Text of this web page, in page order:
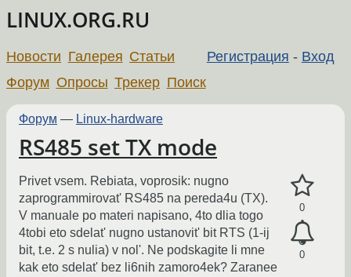
LINUX.ORG.RU
Регистрация - Вход
Новости Галерея Статьи
Форум Опросы Трекер Поиск
Форум — Linux-hardware
RS485 set TX mode
0
0
Privet vsem. Rebiata, voprosik: nugno
zaprogrammirovat' RS485 na pereda4u (TX).
V manuale po materi napisano, 4to dlia togo
4tobi eto sdelat' nugno ustanovit' bit RTS (1-ij
bit, t.e. 2 s nulia) v nol'. Ne podskagite li mne
kak eto sdelat' bez li6nih zamoro4ek? Zaranee